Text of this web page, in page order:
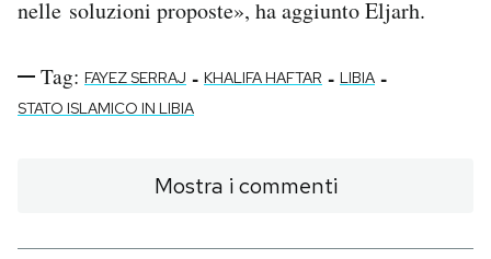
nelle soluzioni proposte», ha aggiunto Eljarh.
Tag: FAYEZ SERRAJ - KHALIFA HAFTAR - LIBIA -
STATO ISLAMICO IN LIBIA
Mostra i commenti